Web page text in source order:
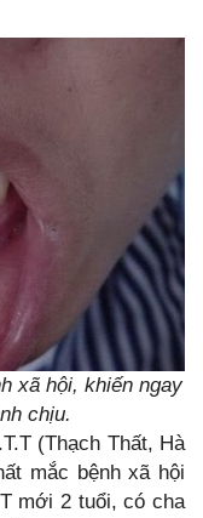
xã hội, khiến ngay
chịu.
(Thạch Thất, Hà
mắc bệnh xã hội
mới 2 tuổi, có cha